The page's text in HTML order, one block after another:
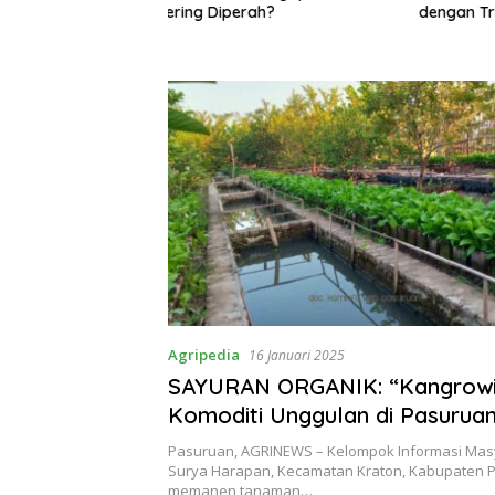
dengan Trio Serangga Baru
Satria
Agripedia 16 Januari 2025
SAYURAN ORGANIK:
Komoditi Unggulan di
Dipasarkan Secara Online
Pasuruan, AGRINEWS – Kelompok Informasi
Surya Harapan, Kecamatan Kraton, Kabupaten
memanen tanaman…